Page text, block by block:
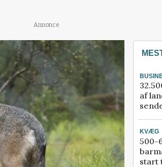
Annonce
af
KVÆG
500-
start